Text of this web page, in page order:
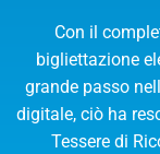
Partenza alle
Arrivo alle
Con il
bigliettazione
grande passo
digitale, ciò ha
Tessere di